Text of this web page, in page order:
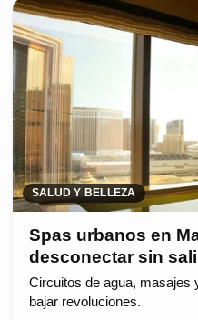
SALUD Y BELLEZA
Spas urbanos en
desconectar sin
Circuitos de agua, masajes
bajar revoluciones.